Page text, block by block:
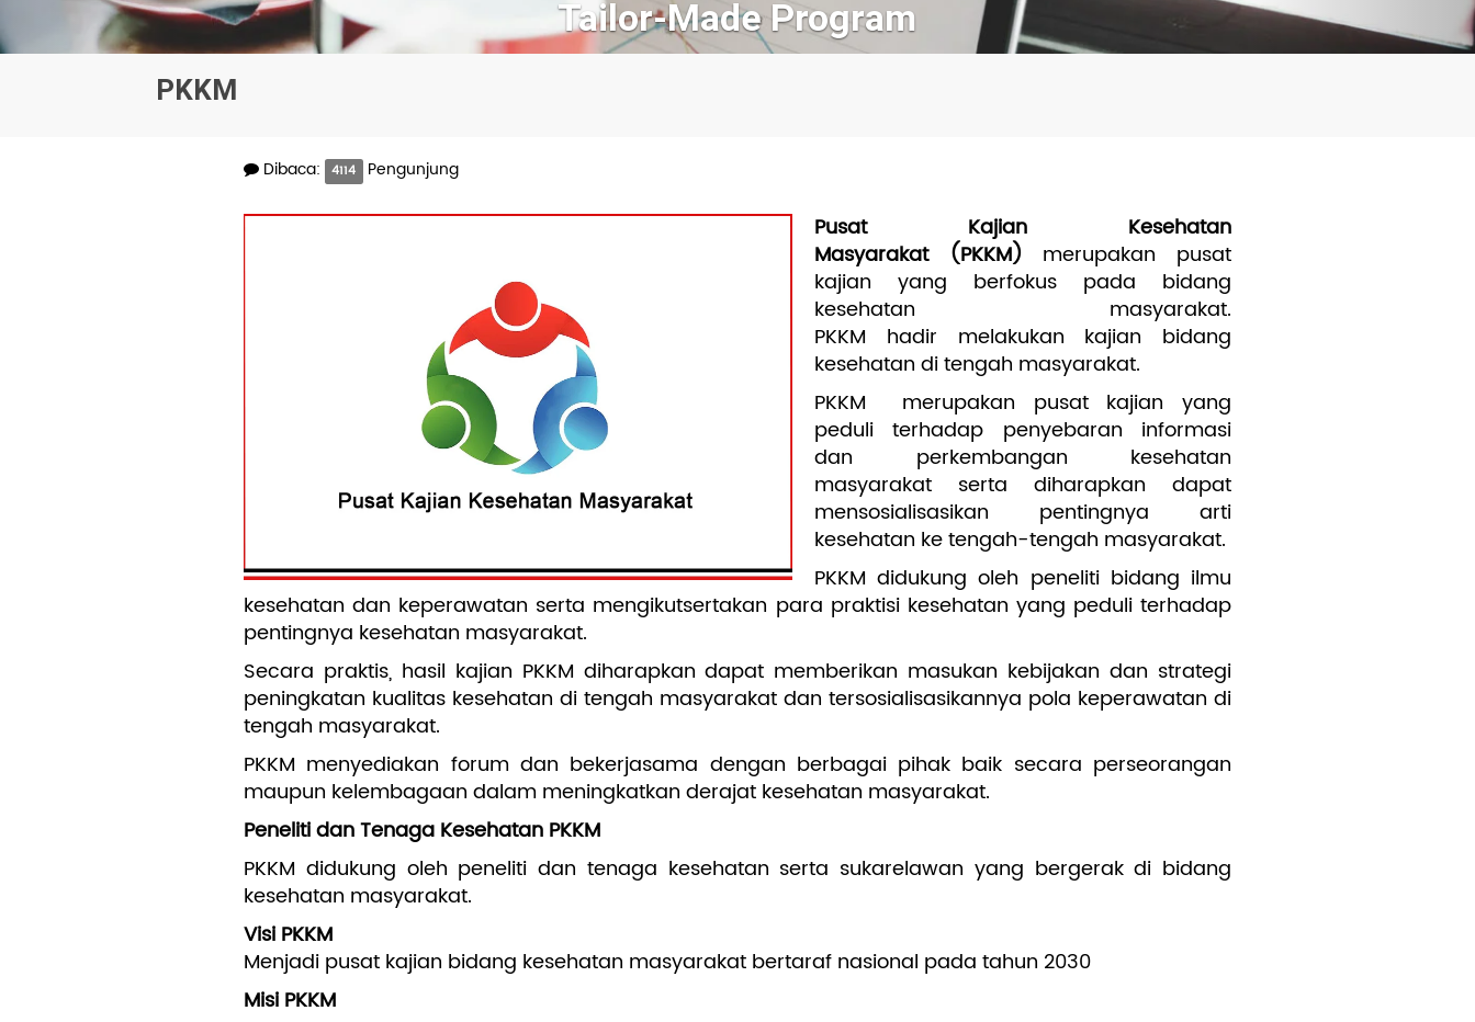
Pendidikan dan Pelatihan
PKKM
Dibaca: 4114 Pengunjung
Pusat Kajian Kesehatan
Masyarakat (PKKM) merupakan pusat
kajian yang berfokus pada bidang
kesehatan masyarakat.
PKKM hadir melakukan kajian bidang
kesehatan di tengah masyarakat.
PKKM merupakan pusat kajian yang
peduli terhadap penyebaran informasi
dan perkembangan kesehatan
masyarakat serta diharapkan dapat
mensosialisasikan pentingnya arti
kesehatan ke tengah-tengah masyarakat.
PKKM didukung oleh peneliti bidang ilmu
kesehatan dan keperawatan serta mengikutsertakan para praktisi kesehatan yang peduli terhadap
pentingnya kesehatan masyarakat.
Secara praktis, hasil kajian PKKM diharapkan dapat memberikan masukan kebijakan dan strategi
peningkatan kualitas kesehatan di tengah masyarakat dan tersosialisasikannya pola keperawatan di
tengah masyarakat.
PKKM menyediakan forum dan bekerjasama dengan berbagai pihak baik secara perseorangan
maupun kelembagaan dalam meningkatkan derajat kesehatan masyarakat.
Peneliti dan Tenaga Kesehatan PKKM
PKKM didukung oleh peneliti dan tenaga kesehatan serta sukarelawan yang bergerak di bidang
kesehatan masyarakat.
Visi PKKM
Menjadi pusat kajian bidang kesehatan masyarakat bertaraf nasional pada tahun 2030
Misi PKKM